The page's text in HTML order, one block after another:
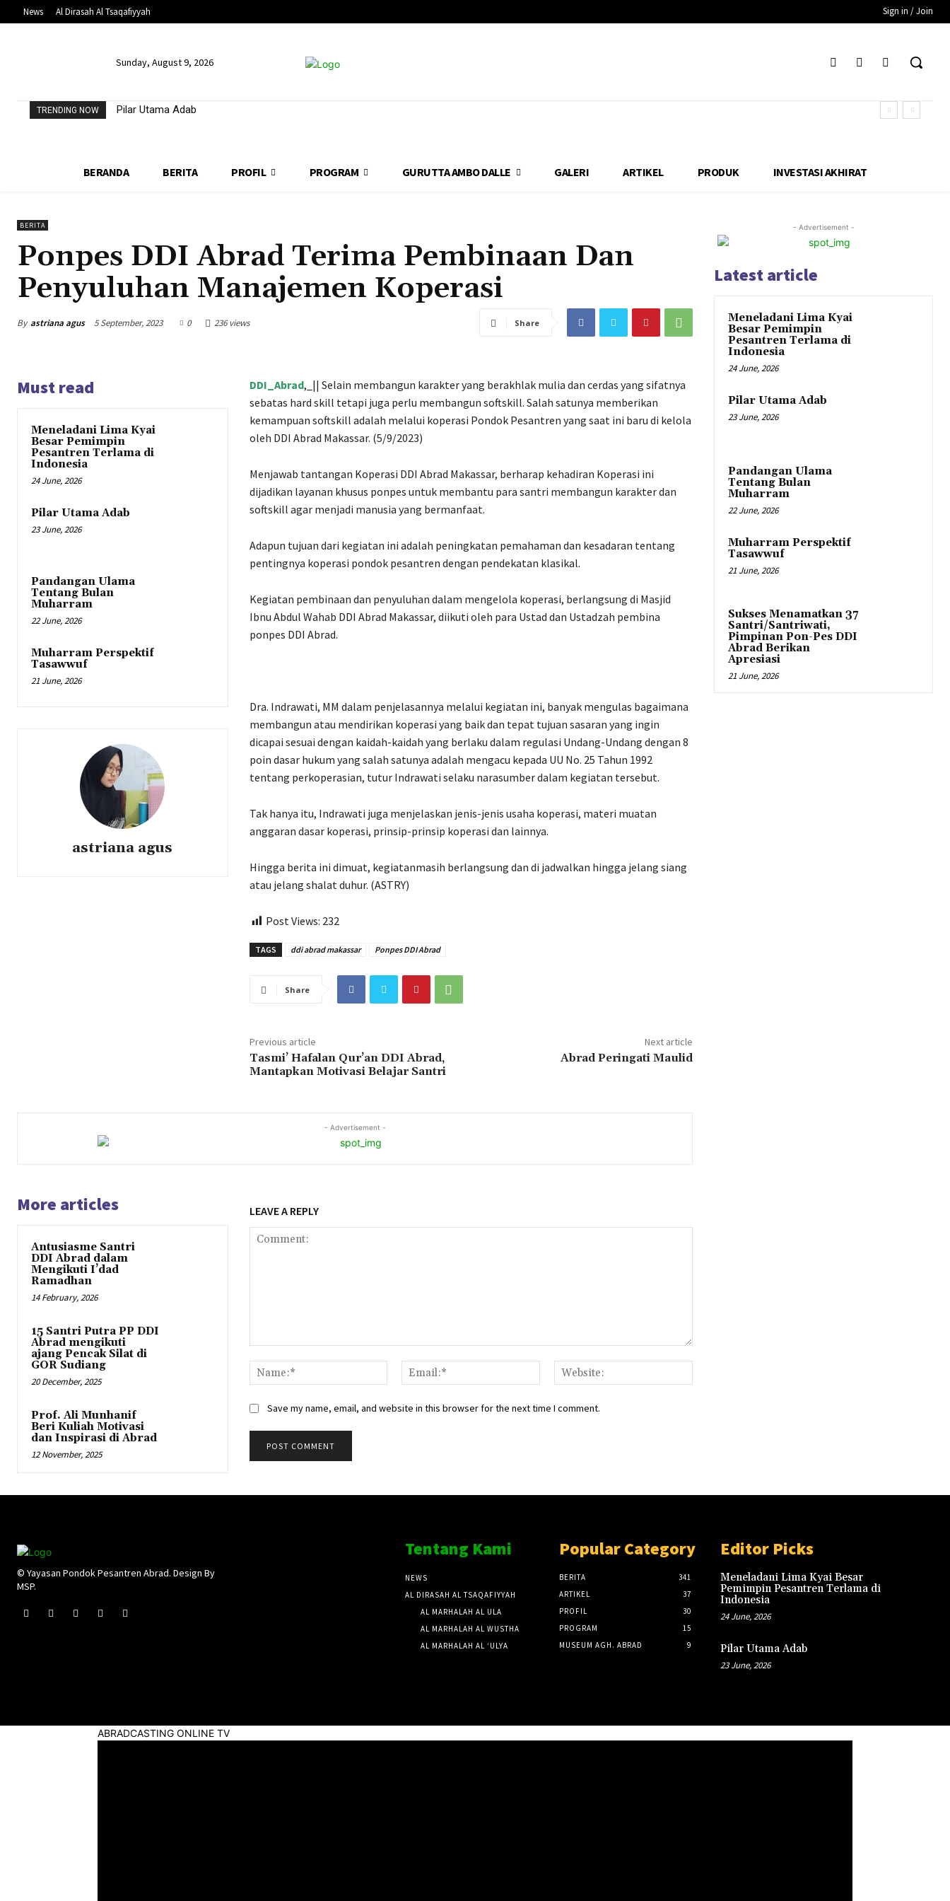
News Al Dirasah Al Tsaqafiyyah Sign in / Join
Sunday, August 9, 2026
TRENDING NOW Pilar Utama Adab
BERANDA BERITA PROFIL PROGRAM GURUTTA AMBO DALLE GALERI ARTIKEL PRODUK INVESTASI AKHIRAT
BERITA
Ponpes DDI Abrad Terima Pembinaan Dan
Penyuluhan Manajemen Koperasi
By astriana agus 5 September, 2023 0 236 views Share
Must read
Meneladani Lima Kyai
Besar Pemimpin
Pesantren Terlama di
Indonesia
24 June, 2026
Pilar Utama Adab
23 June, 2026
Pandangan Ulama
Tentang Bulan
Muharram
22 June, 2026
Muharram Perspektif
Tasawwuf
21 June, 2026
astriana agus
DDI_Abrad,_|| Selain membangun karakter yang berakhlak mulia dan cerdas yang sifatnya
sebatas hard skill tetapi juga perlu membangun softskill. Salah satunya memberikan
kemampuan softskill adalah melalui koperasi Pondok Pesantren yang saat ini baru di kelola
oleh DDI Abrad Makassar. (5/9/2023)
Menjawab tantangan Koperasi DDI Abrad Makassar, berharap kehadiran Koperasi ini
dijadikan layanan khusus ponpes untuk membantu para santri membangun karakter dan
softskill agar menjadi manusia yang bermanfaat.
Adapun tujuan dari kegiatan ini adalah peningkatan pemahaman dan kesadaran tentang
pentingnya koperasi pondok pesantren dengan pendekatan klasikal.
Kegiatan pembinaan dan penyuluhan dalam mengelola koperasi, berlangsung di Masjid
Ibnu Abdul Wahab DDI Abrad Makassar, diikuti oleh para Ustad dan Ustadzah pembina
ponpes DDI Abrad.
Dra. Indrawati, MM dalam penjelasannya melalui kegiatan ini, banyak mengulas bagaimana
membangun atau mendirikan koperasi yang baik dan tepat tujuan sasaran yang ingin
dicapai sesuai dengan kaidah-kaidah yang berlaku dalam regulasi Undang-Undang dengan 8
poin dasar hukum yang salah satunya adalah mengacu kepada UU No. 25 Tahun 1992
tentang perkoperasian, tutur Indrawati selaku narasumber dalam kegiatan tersebut.
Tak hanya itu, Indrawati juga menjelaskan jenis-jenis usaha koperasi, materi muatan
anggaran dasar koperasi, prinsip-prinsip koperasi dan lainnya.
Hingga berita ini dimuat, kegiatanmasih berlangsung dan di jadwalkan hingga jelang siang
atau jelang shalat duhur. (ASTRY)
Post Views: 232
TAGS ddi abrad makassar Ponpes DDI Abrad
Share
Previous article
Tasmi’ Hafalan Qur’an DDI Abrad,
Mantapkan Motivasi Belajar Santri
Next article
Abrad Peringati Maulid
- Advertisement -
More articles
Antusiasme Santri
DDI Abrad dalam
Mengikuti I’dad
Ramadhan
14 February, 2026
15 Santri Putra PP DDI
Abrad mengikuti
ajang Pencak Silat di
GOR Sudiang
20 December, 2025
Prof. Ali Munhanif
Beri Kuliah Motivasi
dan Inspirasi di Abrad
12 November, 2025
LEAVE A REPLY
Name:*
Email:*
Save my name, email, and website in this browser for the next time I comment.
- Advertisement -
Latest article
Meneladani Lima Kyai
Besar Pemimpin
Pesantren Terlama di
Indonesia
24 June, 2026
Pilar Utama Adab
23 June, 2026
Pandangan Ulama
Tentang Bulan
Muharram
22 June, 2026
Muharram Perspektif
Tasawwuf
21 June, 2026
Sukses Menamatkan 37
Santri/Santriwati,
Pimpinan Pon-Pes DDI
Abrad Berikan
Apresiasi
21 June, 2026
© Yayasan Pondok Pesantren Abrad. Design By
MSP.
Tentang Kami
NEWS
AL DIRASAH AL TSAQAFIYYAH
AL MARHALAH AL ULA
AL MARHALAH AL WUSTHA
AL MARHALAH AL ‘ULYA
Popular Category
BERITA
341
ARTIKEL
37
PROFIL
30
PROGRAM
15
MUSEUM AGH. ABRAD
9
Editor Picks
Meneladani Lima Kyai Besar
Pemimpin Pesantren Terlama di
Indonesia
24 June, 2026
Pilar Utama Adab
23 June, 2026
ABRADCASTING ONLINE TV